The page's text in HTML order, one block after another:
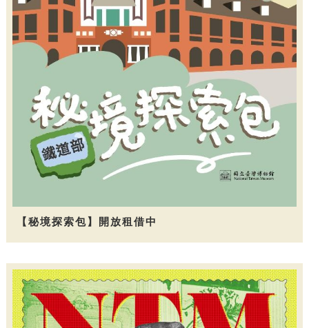
【秘境探索包】開放租借中